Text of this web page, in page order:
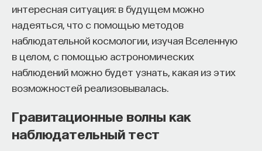
интересная ситуация: в будущем можно
надеяться, что с помощью методов
наблюдательной космологии, изучая Вселенную
в целом, с помощью астрономических
наблюдений можно будет узнать, какая из этих
возможностей реализовывалась.
Гравитационные волны как
наблюдательный тест